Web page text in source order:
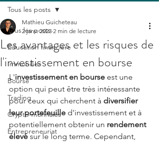
Tous les posts
Éducation financière
Immobilier
Bourse
Trading
Crypto-monnaies
Entrepreneuriat
Tous les posts
Les avantages et les risques de
l'investissement en bourse
Mathieu Guicheteau
2 janv. 2023 2 min de lecture
L'investissement en bourse est une
option qui peut être très intéressante
pour ceux qui cherchent à diversifier
leur portefeuille d'investissement et à
potentiellement obtenir un rendement
élevé sur le long terme. Cependant,